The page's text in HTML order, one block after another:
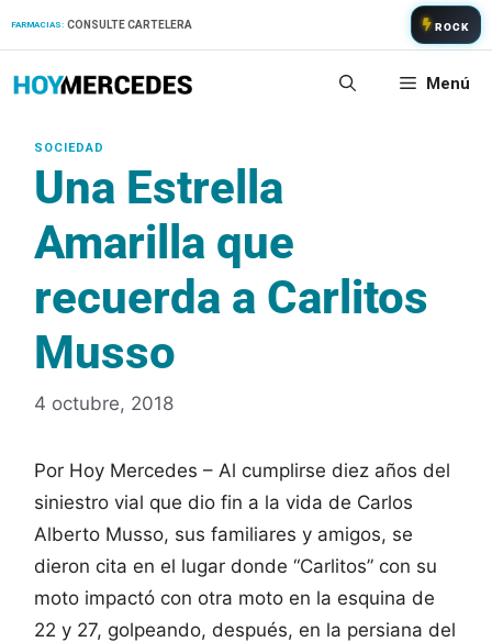
FARMACIAS: CONSULTE CARTELERA ROCK
Menú
Una Estrella
Amarilla que
recuerda a Carlitos
Musso
4 octubre, 2018
Por Hoy Mercedes – Al cumplirse diez años del
siniestro vial que dio fin a la vida de Carlos
Alberto Musso, sus familiares y amigos, se
dieron cita en el lugar donde “Carlitos” con su
moto impactó con otra moto en la esquina de
22 y 27, golpeando, después, en la persiana del